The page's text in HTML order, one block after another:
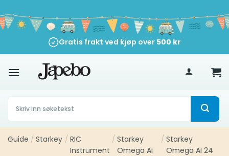
to
content
Gratis frakt ved kjøp over 500 kr
Søk
etter:
Guide / Starkey / RIC
Instrument
/ Starkey
Omega AI
/ Starkey
Omega AI 24